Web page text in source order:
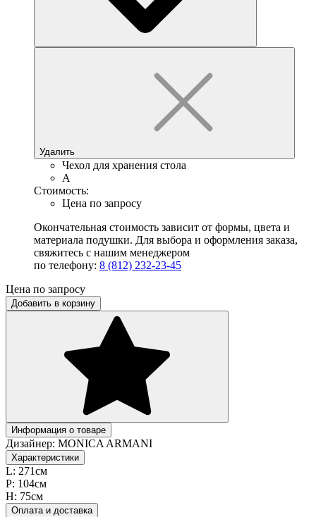
Удалить
Чехол для хранения стола
A
Стоимость:
Цена по запросу
Окончательная стоимость зависит от формы, цвета и
материала подушки. Для выбора и оформления заказа,
свяжитесь с нашим менеджером
по телефону: 8 (812) 232-23-45
Цена по запросу
Добавить в корзину
Информация о товаре
Дизайнер: MONICA ARMANI
Характеристики
L: 271см
P: 104см
H: 75см
Оплата и доставка